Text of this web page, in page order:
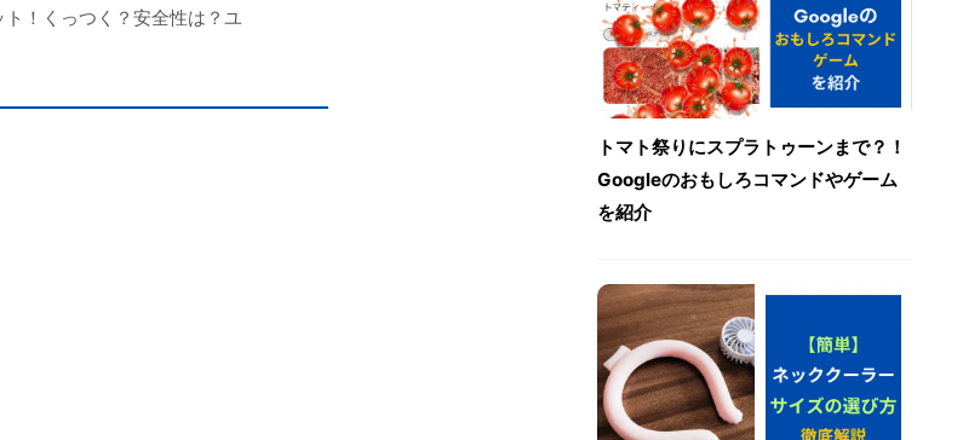
！くっつく？安全性は？ユ
トマト祭りにスプラトゥーンまで？！
Googleのおもしろコマンドやゲーム
を紹介